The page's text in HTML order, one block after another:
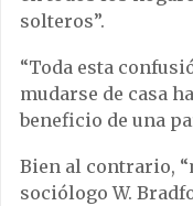
solteros”.
“Toda esta
mudarse de casa
beneficio de una
Bien al contrario,
sociólogo W.